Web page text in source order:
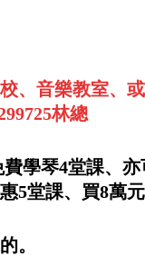
、音樂教室、
林總
學琴4堂課、
堂課、買8萬
。